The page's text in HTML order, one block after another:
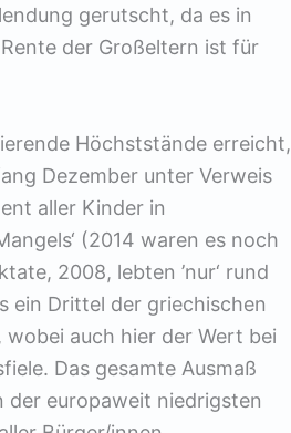
gerutscht, da es in
der Großeltern ist für
Höchststände erreicht,
Dezember unter Verweis
aller Kinder in
(2014 waren es noch
2008, lebten ’nur‘ rund
ein Drittel der griechischen
auch hier der Wert bei
Das gesamte Ausmaß
der europaweit niedrigsten